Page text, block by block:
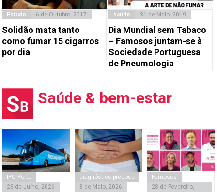
Estudo 6 de Outubro, 2017
Solidão mata tanto
como fumar 15 cigarros
por dia
saúde 31 de Maio, 2019
Dia Mundial sem Tabaco
– Famosos juntam-se à
Sociedade Portuguesa
de Pneumologia
Saúde & bem-estar
IPO-Porto
28 de Julho, 2026
diagnóstico precoce
8 de Maio, 2026
Famosos
28 de Fevereiro,